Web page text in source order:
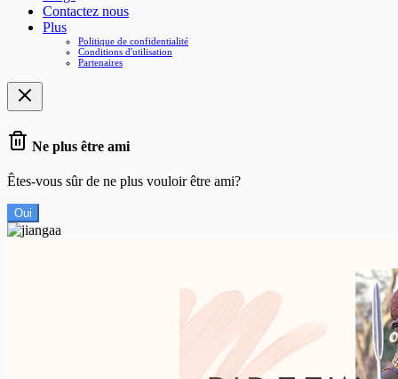
Contactez nous
Plus
Politique de confidentialité
Conditions d'utilisation
Partenaires
Ne plus être ami
Êtes-vous sûr de ne plus vouloir être ami?
Oui